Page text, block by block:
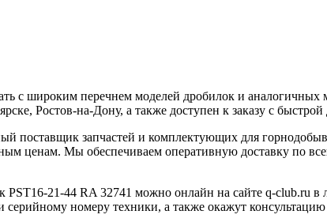
с широким перечнем моделей дробилок и
Ростов-на-Дону, а также доступен к заказу с
поставщик запчастей и комплектующих для
ценам. Мы обеспечиваем оперативную доставку по
PST16-21-44 RA 32741 можно онлайн на сайте q-club.ru
номеру техники, а также окажут